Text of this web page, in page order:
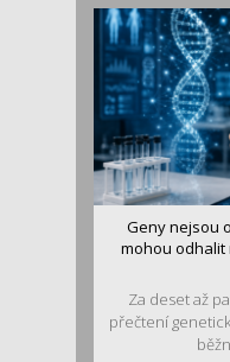
Geny nejsou
mohou odhalit
Za deset až
přečtení